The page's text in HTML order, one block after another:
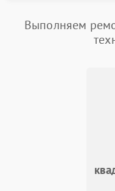
Выполняем